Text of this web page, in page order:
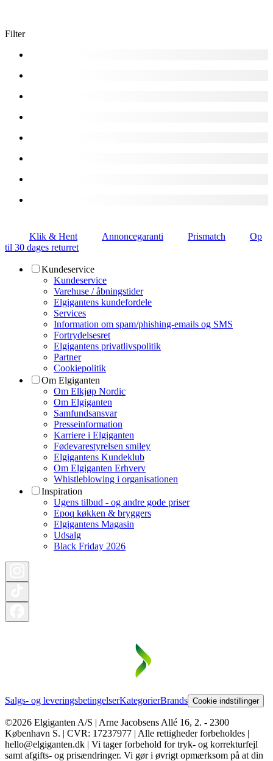
Filter
Klik & Hent Annoncegaranti Prismatch
Op
til 30 dages returret
Kundeservice
Kundeservice
Varehuse / åbningstider
Elgigantens kundefordele
Services
Information om spam/phishing-emails og SMS
Fortrydelsesret
Elgigantens privatlivspolitik
Partner
Cookiepolitik
Om Elgiganten
Om Elkjøp Nordic
Om Elgiganten
Samfundsansvar
Presseinformation
Karriere i Elgiganten
Fødevarestyrelsen smiley
Elgigantens Kundeklub
Om Elgiganten Erhverv
Whistleblowing i organisationen
Inspiration
Ugens tilbud - og andre gode priser
Epoq køkken & bryggers
Elgigantens Magasin
Udsalg
Black Friday 2026
Salgs- og leveringsbetingelserKategorierBrands Cookie indstillinger
©2026 Elgiganten A/S | Arne Jacobsens Allé 16, 2. - 2300
København S. | CVR: 17237977 | Alle rettigheder forbeholdes |
hello@elgiganten.dk | Vi tager forbehold for tryk- og korrekturfejl
samt afgifts- og prisændringer. Vi gør i øvrigt opmærksom på at din